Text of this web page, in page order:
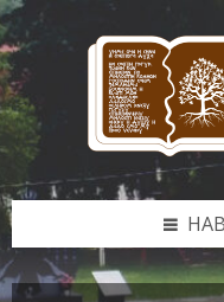
Skip
to
content
Skip
to
left
sidebar
Skip
to
footer